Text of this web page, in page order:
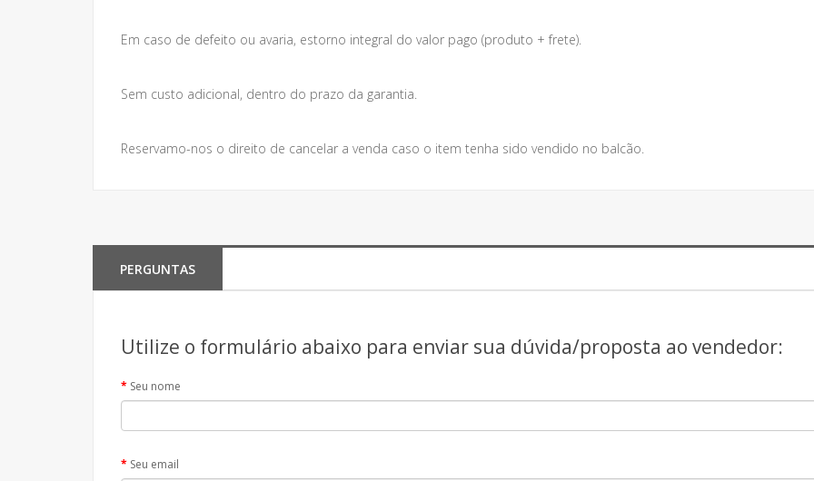
Em caso de defeito ou avaria, estorno integral do valor pago (produto + frete).
Sem custo adicional, dentro do prazo da garantia.
Reservamo-nos o direito de cancelar a venda caso o item tenha sido vendido no balcão.
PERGUNTAS
Utilize o formulário abaixo para enviar sua dúvida/proposta ao vendedor:
Seu nome
Seu email